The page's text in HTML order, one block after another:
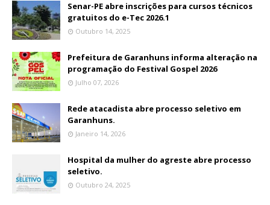
Senar-PE abre inscrições para cursos técnicos
gratuitos do e-Tec 2026.1
Outubro 14, 2025
Prefeitura de Garanhuns informa alteração na
programação do Festival Gospel 2026
Julho 07, 2026
Rede atacadista abre processo seletivo em
Garanhuns.
Janeiro 14, 2026
Hospital da mulher do agreste abre processo
seletivo.
Outubro 24, 2025